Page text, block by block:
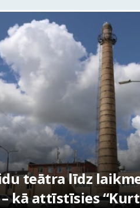
teātra līdz
kā attīstīsies